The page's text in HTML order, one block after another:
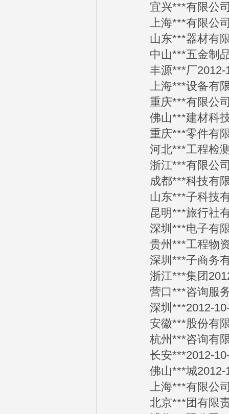
宜兴***有限公司
上海***有限公司
山东***器材有限
中山***五金制品
丰源***厂2012-
上海***设备有限
重庆***有限公司
佛山***建材科技
重庆***零件有限
河北***工程检测
浙江***有限公司
成都***科技有限
山东***子科技有
昆明***旅行社有
深圳***电子有限
贵州***工程物资
深圳***子商务有
浙江***集团
营口***咨询服务
深圳***2012-
安徽***股份有限
杭州***咨询有限
长安***2012-
佛山***城2012-
上海***有限公司
北京***团有限责